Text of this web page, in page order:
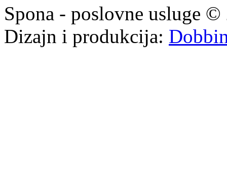
Spona - poslovne usluge
Dizajn i produkcija: